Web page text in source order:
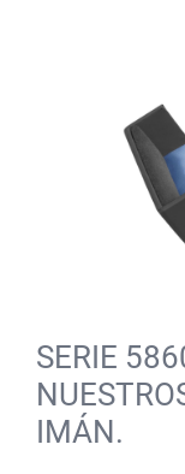
SERIE
IMÁN.